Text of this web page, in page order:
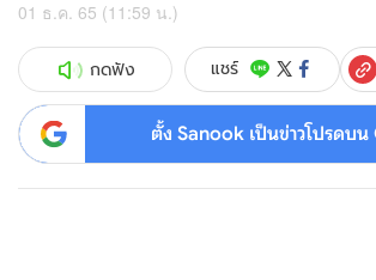
01 ธ.ค. 65 (11:59 น.)
กดฟัง แชร์
ตั้ง Sanook เป็นข่าวโปรดบ